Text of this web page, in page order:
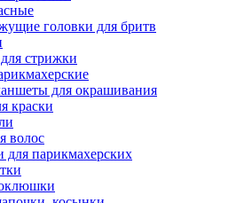
головки для бритв
стрижки
для окрашивания
краски
волос
для парикмахерских